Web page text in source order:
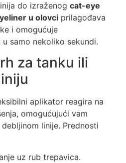
do izraženog cat-eye
u olovci prilagođava
i omogućuje
samo nekoliko sekundi.
za tanku ili
aplikator reagira na
omogućujući vam
linije. Prednosti
uz rub trepavica.